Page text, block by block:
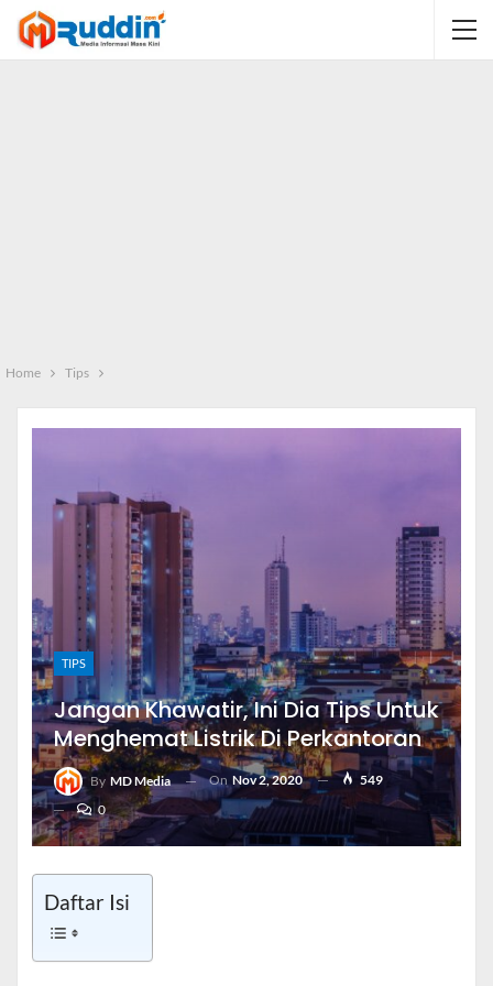
Home Tips
TIPS
Jangan Khawatir, Ini Dia Tips Untuk
Menghemat Listrik Di Perkantoran
By MD Media On Nov 2, 2020
549
0
Daftar Isi